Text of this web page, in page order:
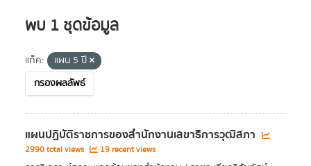
พบ 1 ชุดข้อมูล
แท็ค:
แผน 5 ปี
กรองผลลัพธ์
แผนปฏิบัติราชการของสำนักงานเลขาธิการวุฒิสภา
2990 total views 19 recent views